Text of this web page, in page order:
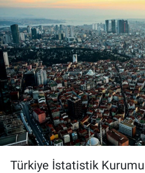
Türkiye İstatistik Kurumu
Erişim Bilgileri
Sağlık
Teknoloji
Ramazan